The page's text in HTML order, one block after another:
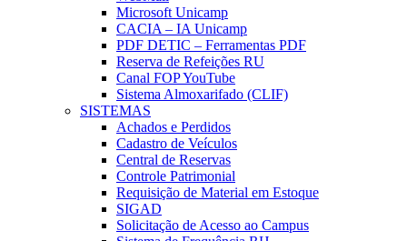
Microsoft Unicamp
CACIA – IA Unicamp
PDF DETIC – Ferramentas PDF
Reserva de Refeições RU
Canal FOP YouTube
Sistema Almoxarifado (CLIF)
SISTEMAS
Achados e Perdidos
Cadastro de Veículos
Central de Reservas
Controle Patrimonial
Requisição de Material em Estoque
SIGAD
Solicitação de Acesso ao Campus